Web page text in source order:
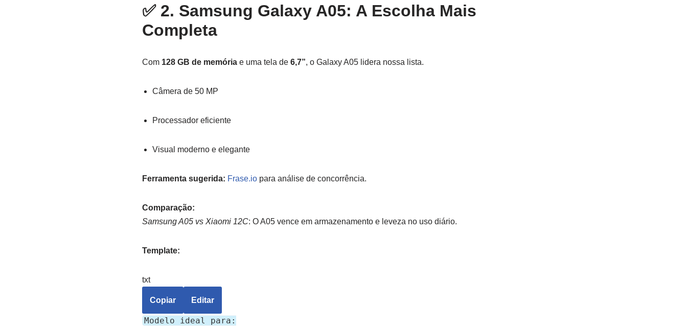
✅ 2. Samsung Galaxy A05: A Escolha Mais
Completa
Com 128 GB de memóriae uma tela de 6,7”, o Galaxy A05 lidera nossa lista.
Câmera de 50 MP
Processador eficiente
Visual moderno e elegante
Ferramenta sugerida: Frase.iopara análise de concorrência.
Comparação:
Samsung A05 vs Xiaomi 12C: O A05 vence em armazenamento e leveza no uso diário.
Template:
txt
Copiar Editar
Modelo ideal para: